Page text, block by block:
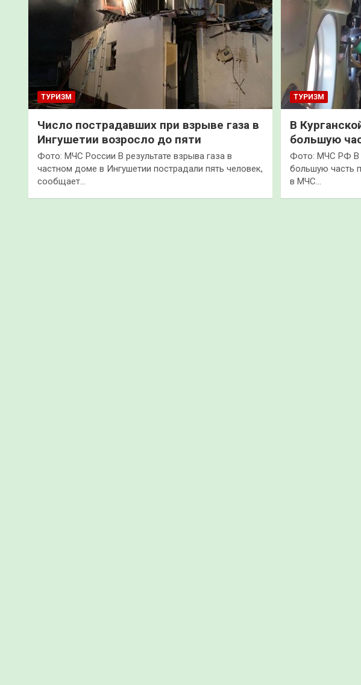
ТУРИЗМ
Число пострадавших при взрыве газа в
Ингушетии возросло до пяти
Фото: МЧС России В результате взрыва газа в
частном доме в Ингушетии пострадали пять человек,
сообщает…
ТУРИЗМ
В
большую
Фото: МЧС РФ В
большую часть
в МЧС…